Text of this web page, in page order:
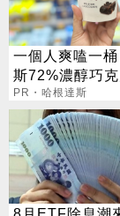
一個人爽嗑一
斯72%濃醇巧
共鳴
PR・哈根達斯